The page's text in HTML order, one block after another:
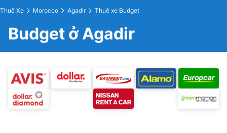
Thuê Xe Morocco Agadir Thuê xe Budget
Budget ở Agadir